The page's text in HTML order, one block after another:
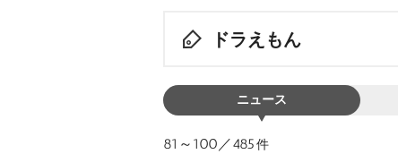
ドラえもん
ニュース
81～100／485件